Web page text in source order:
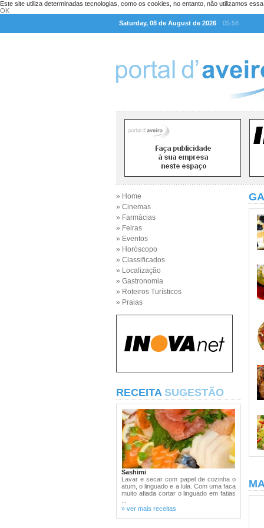
Este site utiliza determinadas tecnologias, como os cookies, no entanto, não utilizamos
OK
Saturday, 08 de August de 2026
05:58
» Home
» Cinemas
» Farmácias
» Feiras
» Eventos
» Horóscopo
» Classificados
» Localização
» Gastronomia
» Roteiros Turísticos
» Praias
RECEITA SUGESTÃO
Sashimi
Lavar e secar com papel de cozinha o
atum, o linguado e a lula. Com uma faca
muito afiada cortar o linguado em fatias
» ver mais receitas